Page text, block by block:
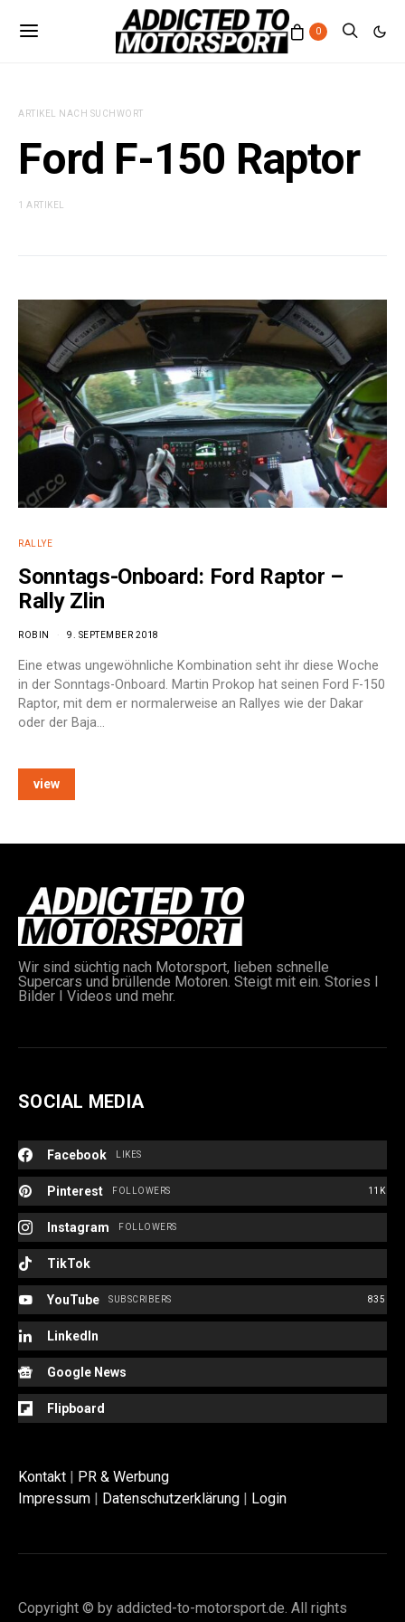
0
ARTIKEL NACH SUCHWORT
Ford F-150 Raptor
1 ARTIKEL
RALLYE
Sonntags-Onboard: Ford Raptor –
Rally Zlin
ROBIN 9. SEPTEMBER 2018
Eine etwas ungewöhnliche Kombination seht ihr diese Woche
in der Sonntags-Onboard. Martin Prokop hat seinen Ford F-150
Raptor, mit dem er normalerweise an Rallyes wie der Dakar
oder der Baja…
view
Wir sind süchtig nach Motorsport, lieben schnelle
Supercars und brüllende Motoren. Steigt mit ein. Stories I
Bilder I Videos und mehr.
SOCIAL MEDIA
Facebook LIKES
Pinterest 11K
FOLLOWERS
Instagram FOLLOWERS
TikTok
YouTube 835
SUBSCRIBERS
LinkedIn
Google News
Flipboard
Kontakt | PR & Werbung
Impressum | Datenschutzerklärung | Login
Copyright © by addicted-to-motorsport.de. All rights